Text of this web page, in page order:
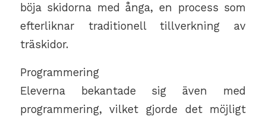
böja skidorna med ånga, en process som
efterliknar traditionell tillverkning av
träskidor.
Programmering
Eleverna bekantade sig även med
programmering, vilket gjorde det möjligt